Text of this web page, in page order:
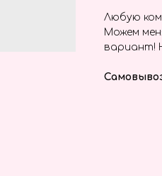
Любую
Можем
вариант!